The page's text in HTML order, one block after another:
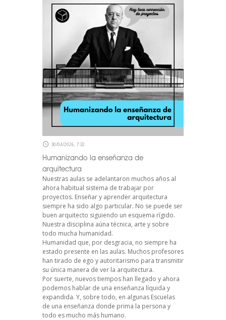
30/04/2026, 7:32
Humanizando la enseñanza de
arquitectura
Nuestras aulas se adelantaron muchos años al
ahora habitual sistema de trabajar por
proyectos. Enseñar y aprender arquitectura
siempre ha sido algo particular. No se puede ser
buen arquitecto siguiendo un esquema rígido.
Nuestra disciplina aúna técnica, arte y sobre
todo mucha humanidad.
Humanidad que, por desgracia, no siempre ha
estado presente en las aulas. Muchos profesores
han tirado de ego y autoritarismo para transmitir
su única manera de ver la arquitectura.
Por suerte, nuevos tiempos han llegado y ahora
podemos hablar de una enseñanza líquida y
expandida. Y, sobre todo, en algunas Escuelas
de una enseñanza donde prima la persona y
todo es mucho más humano.